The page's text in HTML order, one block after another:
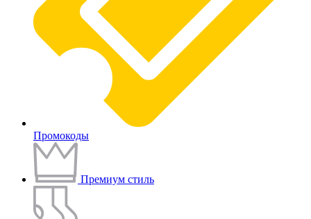
Промокоды
Премиум стиль